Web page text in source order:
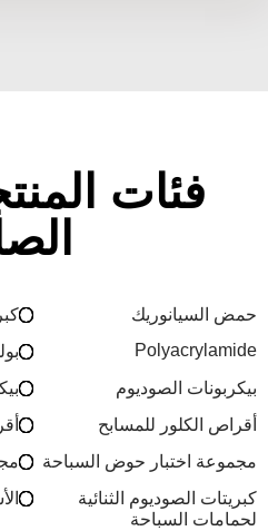
فئات
حمض السيانوريك
Polyacrylamide
بيكربونات الصوديوم
أقراص الكلور للمسابح
مجموعة اختبار حوض السباحة
كبريتات الصوديوم الثنائية
لحمامات السباحة